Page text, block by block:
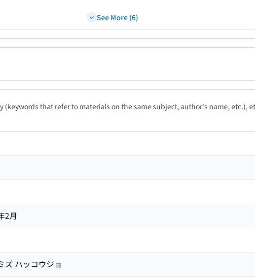
See More (6)
that refer to materials on the same subject, author's name, etc.),
2月
ズ ハッコウジョ